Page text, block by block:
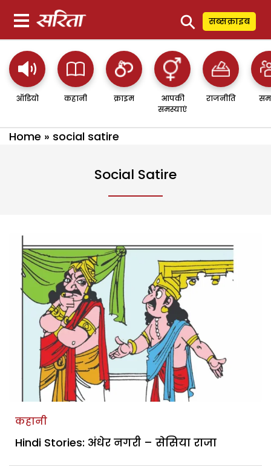
⚲ सब्सक्राइब
ऑडियो कहानी क्राइम
आपकी
समस्याएं
राजनीति
Home » social satire
Social Satire
कहानी
Hindi Stories: अंधेर नगरी – सेसिया राजा